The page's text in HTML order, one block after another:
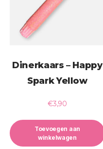
Dinerkaars – Happy
Spark Yellow
€3,90
Toevoegen aan
winkelwagen